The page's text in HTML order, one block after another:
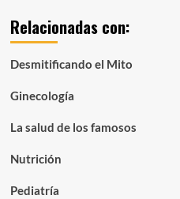
mes:
Relacionadas con:
Desmitificando el Mito
Ginecología
La salud de los famosos
Nutrición
Pediatría